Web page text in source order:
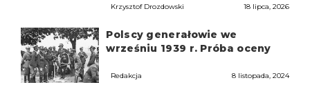
Krzysztof Drozdowski 18 lipca, 2026
Polscy generałowie we
wrześniu 1939 r. Próba oceny
Redakcja 8 listopada, 2024